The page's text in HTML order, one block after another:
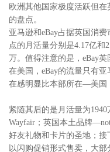
欧洲其他国家极度活跃但
的盘点。
亚马逊和eBay占据英国消
点的月活量分别是4.17亿和
万。值得注意的是，eBay
在美国，eBay的流量只有
在感明显比本部所在—美国
紧随其后的是月活量为
Wayfair；英国本土品牌
好友礼物和卡片的圣地；接
以闪购促销形式售卖，大